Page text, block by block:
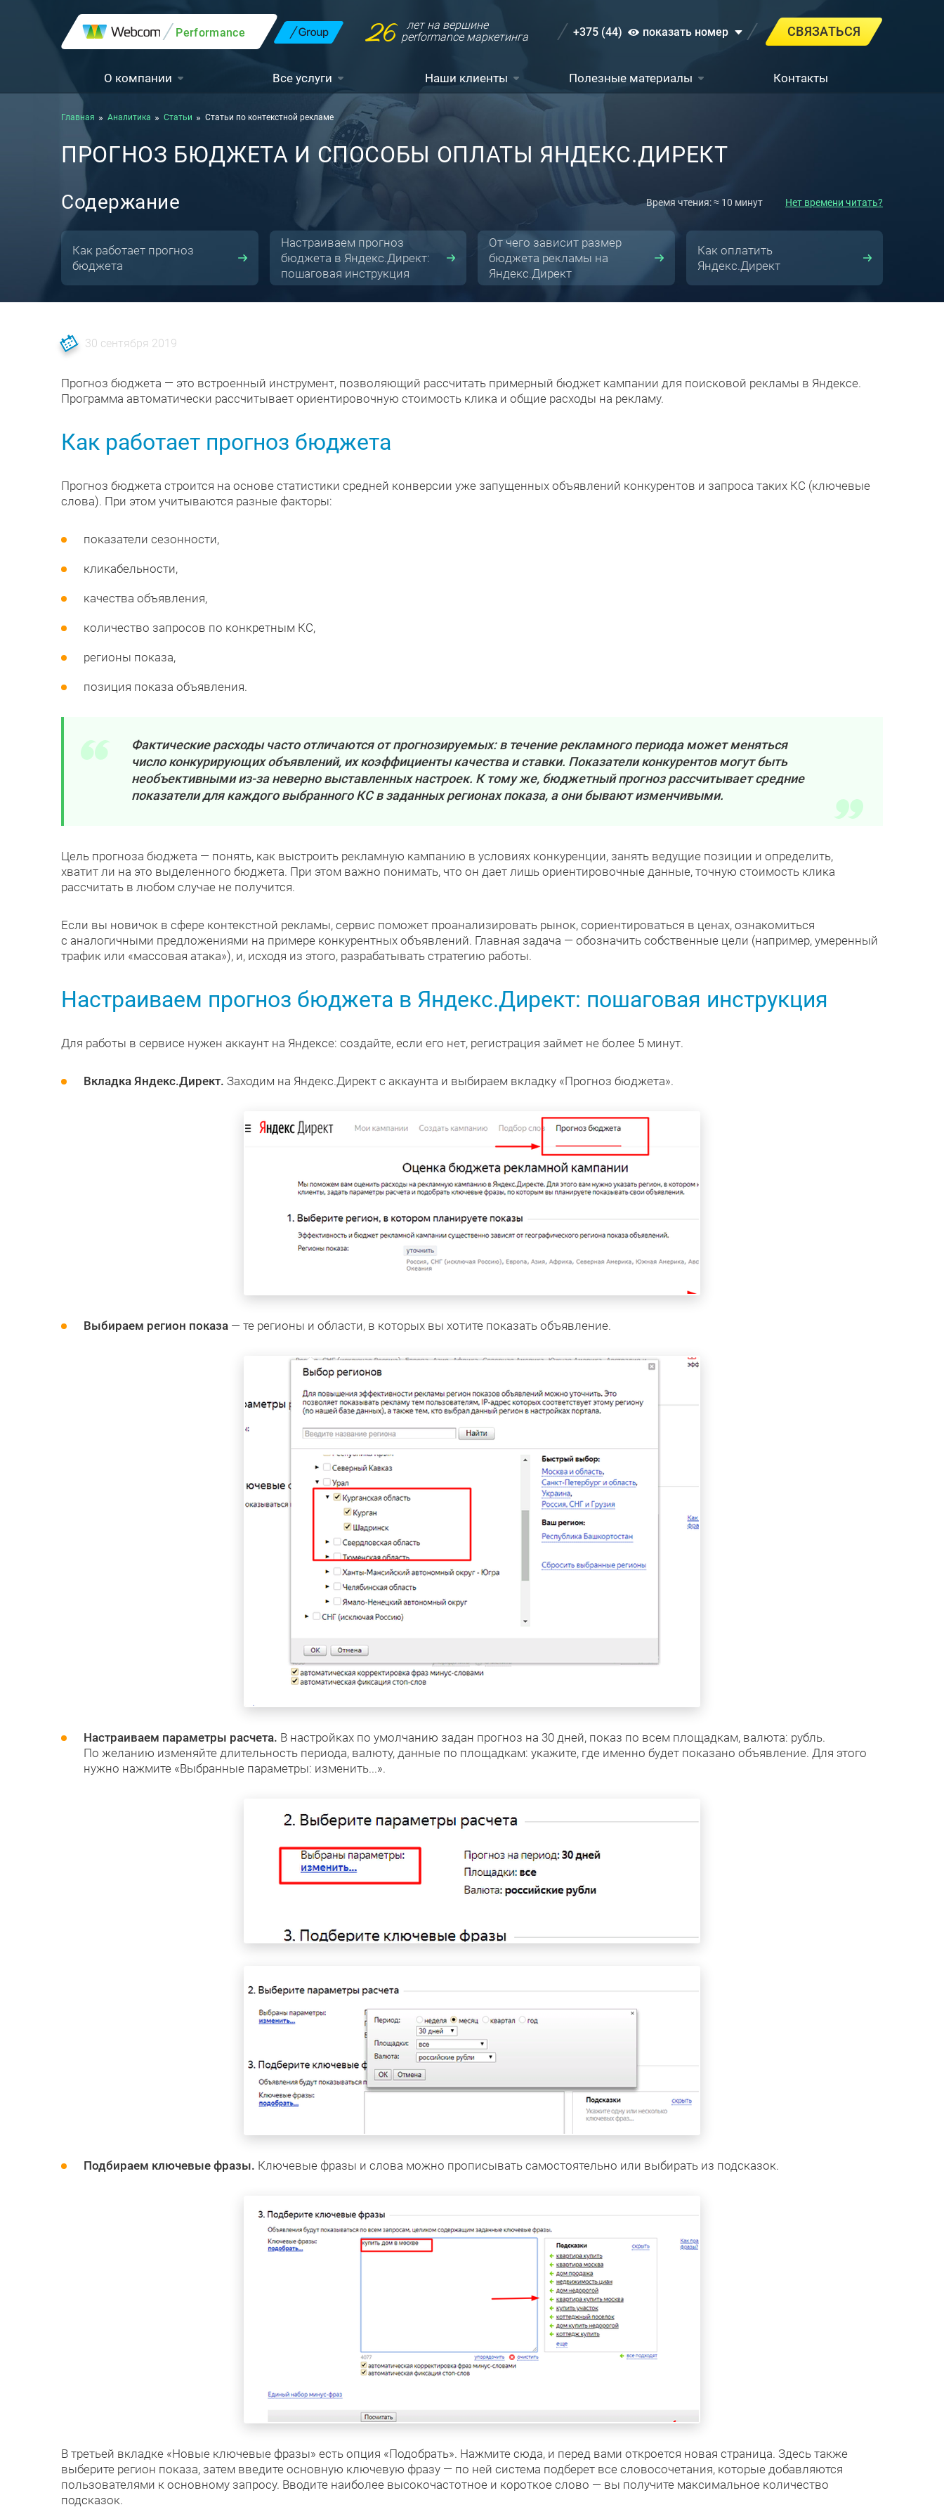
Performance 26
лет на вершине
performance маркетинга
+375 (44) показать номер СВЯЗАТЬСЯ
О компании Все услуги Наши клиенты Полезные материалы Контакты
Главная Аналитика Статьи Статьи по контекстной рекламе
ПРОГНОЗ БЮДЖЕТА И СПОСОБЫ ОПЛАТЫ ЯНДЕКС.ДИРЕКТ
Содержание Время чтения: ≈ 10 минут Нет времени читать?
Как работает прогноз
бюджета
Настраиваем прогноз
бюджета в Яндекс.Директ:
пошаговая инструкция
От чего зависит размер
бюджета рекламы на
Яндекс.Директ
Как оплатить
Яндекс.Директ
30 сентября 2019
Прогноз бюджета — это встроенный инструмент, позволяющий рассчитать примерный бюджет кампании для поисковой рекламы в Яндексе.
Программа автоматически рассчитывает ориентировочную стоимость клика и общие расходы на рекламу.
Как работает прогноз бюджета
Прогноз бюджета строится на основе статистики средней конверсии уже запущенных объявлений конкурентов и запроса таких КС (ключевые
слова). При этом учитываются разные факторы:
показатели сезонности,
кликабельности,
качества объявления,
количество запросов по конкретным КС,
регионы показа,
позиция показа объявления.
Фактические расходы часто отличаются от прогнозируемых: в течение рекламного периода может меняться
число конкурирующих объявлений, их коэффициенты качества и ставки. Показатели конкурентов могут быть
необъективными из-за неверно выставленных настроек. К тому же, бюджетный прогноз рассчитывает средние
показатели для каждого выбранного КС в заданных регионах показа, а они бывают изменчивыми.
Цель прогноза бюджета — понять, как выстроить рекламную кампанию в условиях конкуренции, занять ведущие позиции и определить,
хватит ли на это выделенного бюджета. При этом важно понимать, что он дает лишь ориентировочные данные, точную стоимость клика
рассчитать в любом случае не получится.
Если вы новичок в сфере контекстной рекламы, сервис поможет проанализировать рынок, сориентироваться в ценах, ознакомиться
с аналогичными предложениями на примере конкурентных объявлений. Главная задача — обозначить собственные цели (например, умеренный
трафик или «массовая атака»), и, исходя из этого, разрабатывать стратегию работы.
Настраиваем прогноз бюджета в Яндекс.Директ: пошаговая инструкция
Для работы в сервисе нужен аккаунт на Яндексе: создайте, если его нет, регистрация займет не более 5 минут.
Вкладка Яндекс.Директ. Заходим на Яндекс.Директ с аккаунта и выбираем вкладку «Прогноз бюджета».
Выбираем регион показа — те регионы и области, в которых вы хотите показать объявление.
Настраиваем параметры расчета. В настройках по умолчанию задан прогноз на 30 дней, показ по всем площадкам, валюта: рубль.
По желанию изменяйте длительность периода, валюту, данные по площадкам: укажите, где именно будет показано объявление. Для этого
нужно нажмите «Выбранные параметры: изменить...».
Подбираем ключевые фразы. Ключевые фразы и слова можно прописывать самостоятельно или выбирать из подсказок.
В третьей вкладке «Новые ключевые фразы» есть опция «Подобрать». Нажмите сюда, и перед вами откроется новая страница. Здесь также
выберите регион показа, затем введите основную ключевую фразу — по ней система подберет все словосочетания, которые добавляются
пользователями к основному запросу. Вводите наиболее высокочастотное и короткое слово — вы получите максимальное количество
подсказок.